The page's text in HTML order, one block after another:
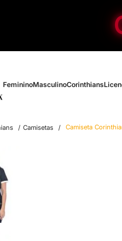
FemininoMasculinoCorinthians
Camisetas Camiseta